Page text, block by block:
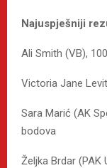
Najuspješniji
Ali Smith (VB),
Victoria Jane
Sara Marić (AK
bodova
Željka Brdar (PAK